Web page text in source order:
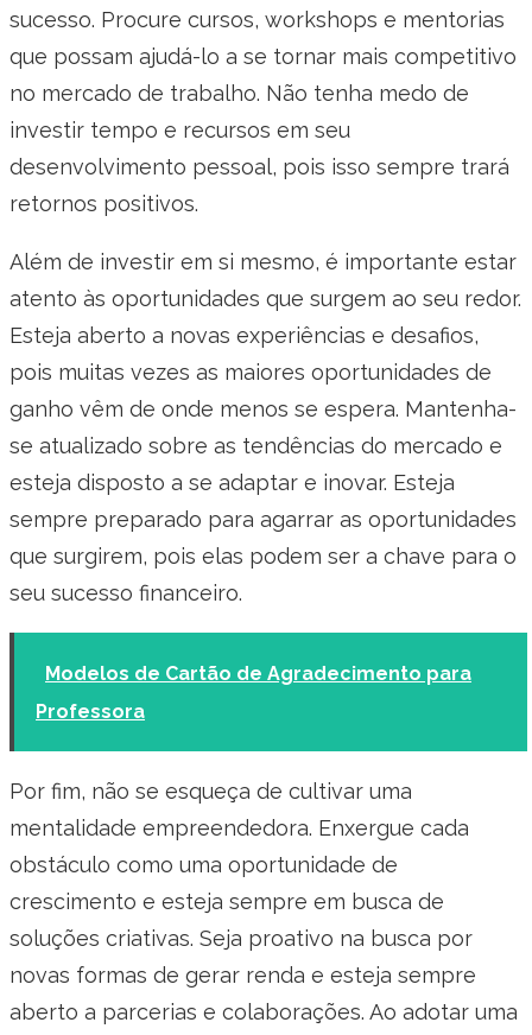
sucesso. Procure cursos, workshops e mentorias
que possam ajudá-lo a se tornar mais competitivo
no mercado de trabalho. Não tenha medo de
investir tempo e recursos em seu
desenvolvimento pessoal, pois isso sempre trará
retornos positivos.
Além de investir em si mesmo, é importante estar
atento às oportunidades que surgem ao seu redor.
Esteja aberto a novas experiências e desafios,
pois muitas vezes as maiores oportunidades de
ganho vêm de onde menos se espera. Mantenha-
se atualizado sobre as tendências do mercado e
esteja disposto a se adaptar e inovar. Esteja
sempre preparado para agarrar as oportunidades
que surgirem, pois elas podem ser a chave para o
seu sucesso financeiro.
Modelos de Cartão de Agradecimento para
Professora
Por fim, não se esqueça de cultivar uma
mentalidade empreendedora. Enxergue cada
obstáculo como uma oportunidade de
crescimento e esteja sempre em busca de
soluções criativas. Seja proativo na busca por
novas formas de gerar renda e esteja sempre
aberto a parcerias e colaborações. Ao adotar uma